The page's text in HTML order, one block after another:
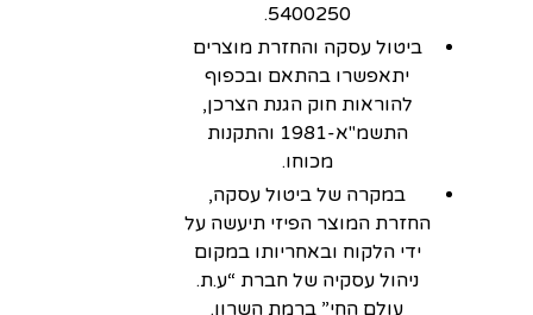
5400250.
ביטול עסקה והחזרת מוצרים
יתאפשרו בהתאם ובכפוף
להוראות חוק הגנת הצרכן,
התשמ"א-1981 והתקנות
מכוחו.
במקרה של ביטול עסקה,
החזרת המוצר הפיזי תיעשה על
ידי הלקוח ובאחריותו במקום
ניהול עסקיה של חברת “ע.ת.
עולם החי” ברמת השרון.